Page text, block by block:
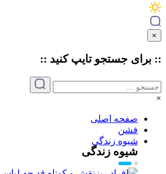
×
:: برای جستجو تایپکنید ::
×
صفحه اصلی
فشن
شیوه زندگی
شیوه زندگی